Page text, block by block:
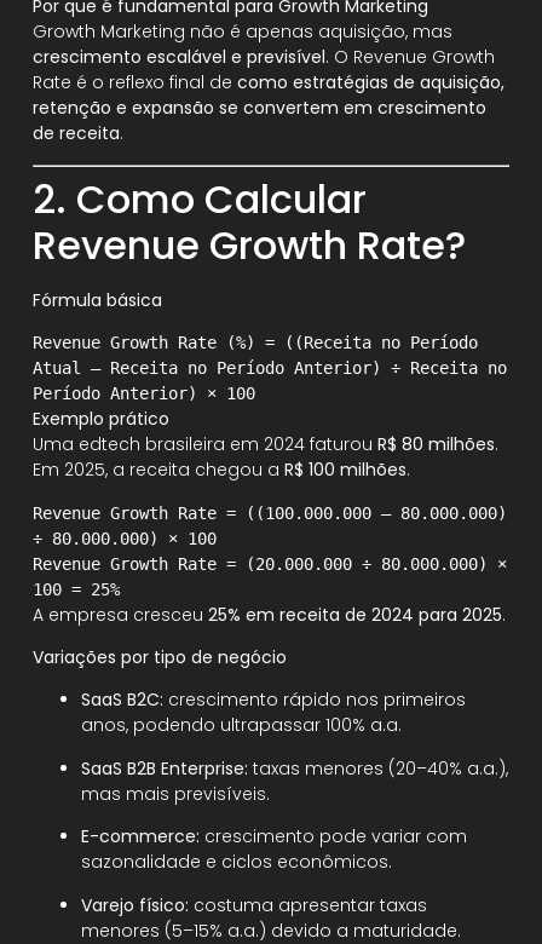
Por que é fundamental para Growth Marketing
Growth Marketing não é apenas aquisição, mas
crescimento escalável e previsível. O Revenue Growth
Rate é o reflexo final de como estratégias de aquisição,
retenção e expansão se convertem em crescimento
de receita.
2. Como Calcular
Revenue Growth Rate?
Fórmula básica
RevenueGrowth Rate (%) = ((Receita noPeríodo
Atual – Receita noPeríodo Anterior) ÷ Receita no
Período Anterior) × 100
Exemplo prático
Uma edtech brasileira em 2024 faturou R$ 80 milhões.
Em 2025, a receita chegou a R$ 100 milhões.
Revenue Growth Rate =((100.000.000– 80.000.000)
÷ 80.000.000) × 100
Revenue Growth Rate =(20.000.000÷ 80.000.000) ×
100= 25%
A empresa cresceu 25% em receita de 2024 para 2025.
Variações por tipo de negócio
SaaS B2C: crescimento rápido nos primeiros
anos, podendo ultrapassar 100% a.a.
SaaS B2B Enterprise: taxas menores (20–40% a.a.),
mas mais previsíveis.
E-commerce: crescimento pode variar com
sazonalidade e ciclos econômicos.
Varejo físico: costuma apresentar taxas
menores (5–15% a.a.) devido a maturidade.